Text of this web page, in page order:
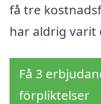
få tre
har aldrig varit
Få 3
förpliktelser